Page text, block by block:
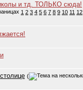
и тд. ТОЛЬКО сюда!
1 2 3 4 5 6 7 8 9 10 11 12
(